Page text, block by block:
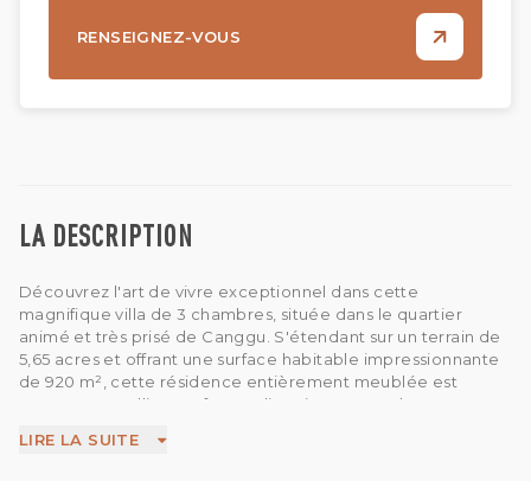
LA DESCRIPTION
Découvrez l'art de vivre exceptionnel dans cette
magnifique villa de 3 chambres, située dans le quartier
animé et très prisé de Canggu. S'étendant sur un terrain de
5,65 acres et offrant une surface habitable impressionnante
de 920 m², cette résidence entièrement meublée est
conçue pour allier confort et divertissement. Chaque
une luxueuse baignoire dans la suite parentale. Le salon
LIRE LA SUITE
RENSEIGNEZ-VOUS